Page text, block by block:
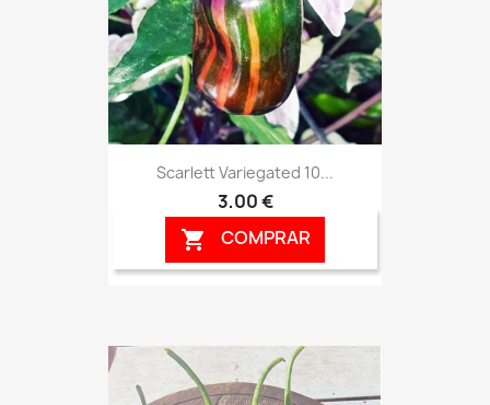
Scarlett Variegated 10...
3,00 €
 COMPRAR